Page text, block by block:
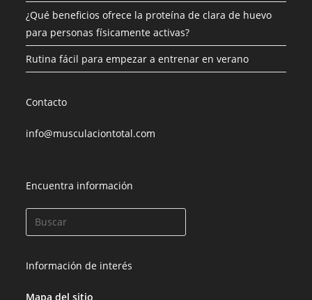
¿Qué beneficios ofrece la proteína de clara de huevo
para personas físicamente activas?
Rutina fácil para empezar a entrenar en verano
Contacto
info@musculaciontotal.com
Encuentra información
Información de interés
Mapa del sitio